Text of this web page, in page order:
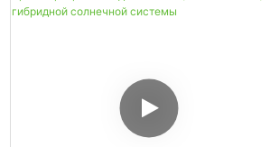
Автофургонов Морской